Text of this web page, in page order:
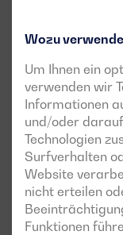
Wozu
Um Ihnen ein
verwenden wir
Informationen
und/oder
Technologien
Surfverhalten
Website
nicht erteilen
Funktionen